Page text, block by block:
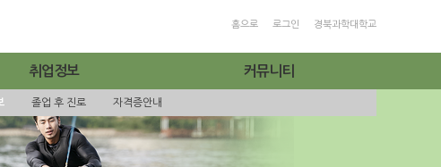
홈으로 로그인 경북과학대학교
취업정보
졸업 후 진로 자격증안내
커뮤니티